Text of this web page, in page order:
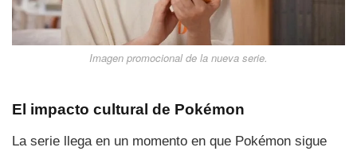
Imagen promocional de la nueva serie.
El impacto cultural de Pokémon
La serie llega en un momento en que Pokémon sigue